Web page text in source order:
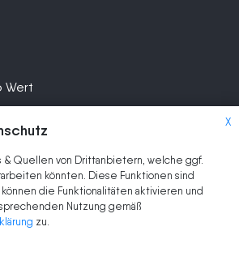
X
& Quellen von Drittanbietern, welche ggf.
könnten. Diese Funktionen sind
die Funktionalitäten aktivieren und
Nutzung gemäß
zu.
Wert